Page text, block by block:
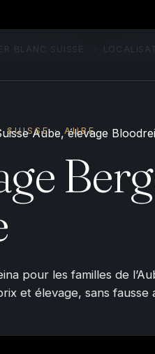
BLANC SUISSE
SUISSE · AUBE
pour les familles de
et élevage, sans fausse